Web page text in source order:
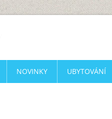
NOVINKY UBYTOVÁNÍ